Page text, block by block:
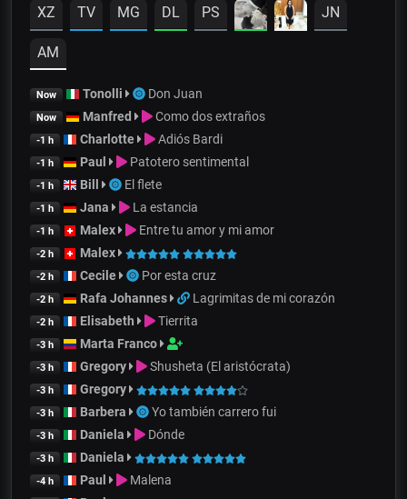
XZ TV MG DL PS JN
AM
Now Tonolli Don Juan
Now Manfred Como dos extraños
-1 h Charlotte Adiós Bardi
-1 h Paul Patotero sentimental
-1 h Bill El flete
-1 h Jana La estancia
-1 h Malex Entre tu amor y mi amor
-2 h Malex
-2 h Cecile Por esta cruz
-2 h Rafa Johannes Lagrimitas de mi corazón
-2 h Elisabeth Tierrita
-3 h Marta Franco
-3 h Gregory Shusheta (El aristócrata)
-3 h Gregory
-3 h Barbera Yo también carrero fui
-3 h Daniela Dónde
-3 h Daniela
-4 h Paul Malena